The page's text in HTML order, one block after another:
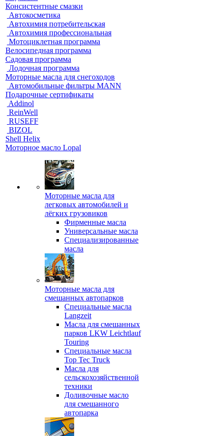
Консистентные смазки
Автокосметика
Автохимия потребительская
Автохимия профессиональная
Мотоциклетная программа
Велосипедная программа
Садовая программа
Лодочная программа
Моторные масла для снегоходов
Автомобильные фильтры MANN
Подарочные сертификаты
Addinol
ReinWell
RUSEFF
BIZOL
Shell Helix
Моторное масло Lopal
Моторные масла для
легковых автомобилей и
лёгких грузовиков
Фирменные масла
Универсальные масла
Специализированные
масла
Моторные масла для
смешанных автопарков
Специальные масла
Langzeit
Масла для смешанных
парков LKW Leichtlauf
Touring
Специальные масла
Top Tec Truck
Масла для
сельскохозяйственной
техники
Доливочные масло
для смешанного
автопарка